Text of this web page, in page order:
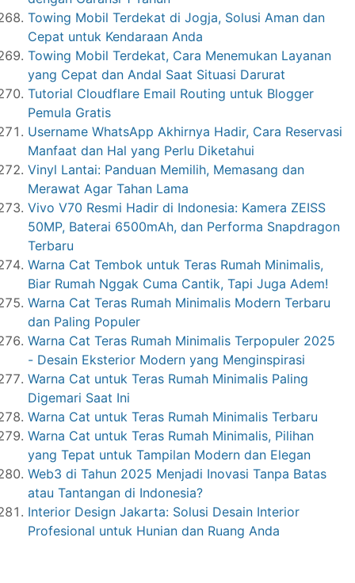
Towing Mobil Terdekat di Jogja, Solusi Aman dan
Cepat untuk Kendaraan Anda
Towing Mobil Terdekat, Cara Menemukan Layanan
yang Cepat dan Andal Saat Situasi Darurat
Tutorial Cloudflare Email Routing untuk Blogger
Pemula Gratis
Username WhatsApp Akhirnya Hadir, Cara Reservasi
Manfaat dan Hal yang Perlu Diketahui
Vinyl Lantai: Panduan Memilih, Memasang dan
Merawat Agar Tahan Lama
Vivo V70 Resmi Hadir di Indonesia: Kamera ZEISS
50MP, Baterai 6500mAh, dan Performa Snapdragon
Terbaru
Warna Cat Tembok untuk Teras Rumah Minimalis,
Biar Rumah Nggak Cuma Cantik, Tapi Juga Adem!
Warna Cat Teras Rumah Minimalis Modern Terbaru
dan Paling Populer
Warna Cat Teras Rumah Minimalis Terpopuler 2025
- Desain Eksterior Modern yang Menginspirasi
Warna Cat untuk Teras Rumah Minimalis Paling
Digemari Saat Ini
Warna Cat untuk Teras Rumah Minimalis Terbaru
Warna Cat untuk Teras Rumah Minimalis, Pilihan
yang Tepat untuk Tampilan Modern dan Elegan
Web3 di Tahun 2025 Menjadi Inovasi Tanpa Batas
atau Tantangan di Indonesia?
‎Interior Design Jakarta: Solusi Desain Interior
Profesional untuk Hunian dan Ruang Anda